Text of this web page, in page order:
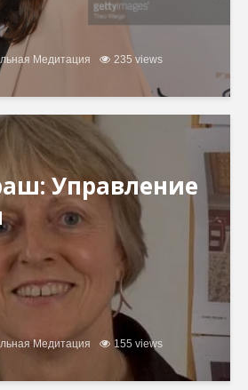
Медитация 235 views
Управление
Медитация 155 views